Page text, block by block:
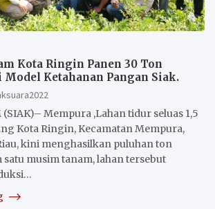
Kota Ringin Panen 30 Ton
Model Ketahanan Pangan Siak.
(SIAK)– Mempura ,Lahan tidur seluas 1,5
Kota Ringin, Kecamatan Mempura,
kini menghasilkan puluhan ton
satu musim tanam, lahan tersebut